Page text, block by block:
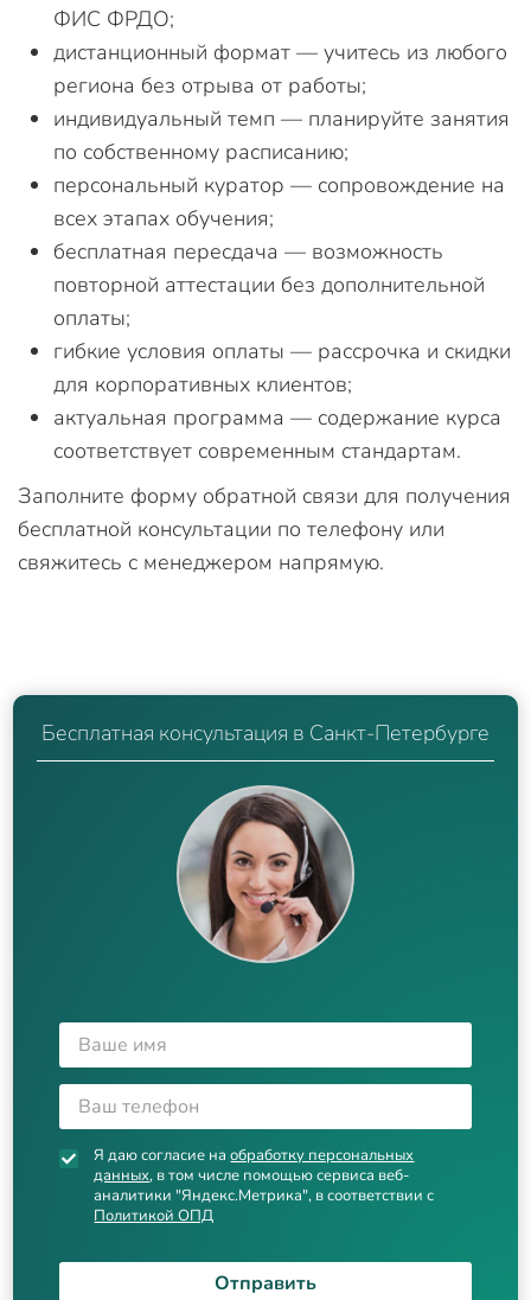
ФИС ФРДО;
дистанционный формат — учитесь из любого
региона без отрыва от работы;
индивидуальный темп — планируйте занятия
по собственному расписанию;
персональный куратор — сопровождение на
всех этапах обучения;
бесплатная пересдача — возможность
повторной аттестации без дополнительной
оплаты;
гибкие условия оплаты — рассрочка и скидки
для корпоративных клиентов;
актуальная программа — содержание курса
соответствует современным стандартам.
Заполните форму обратной связи для получения
бесплатной консультации по телефону или
свяжитесь с менеджером напрямую.
Бесплатная консультация в Санкт-Петербурге
Я даю согласие наобработку персональных
данных, в том числе помощью сервиса веб-
аналитики "Яндекс.Метрика", в соответствии с
Политикой ОПД
Отправить